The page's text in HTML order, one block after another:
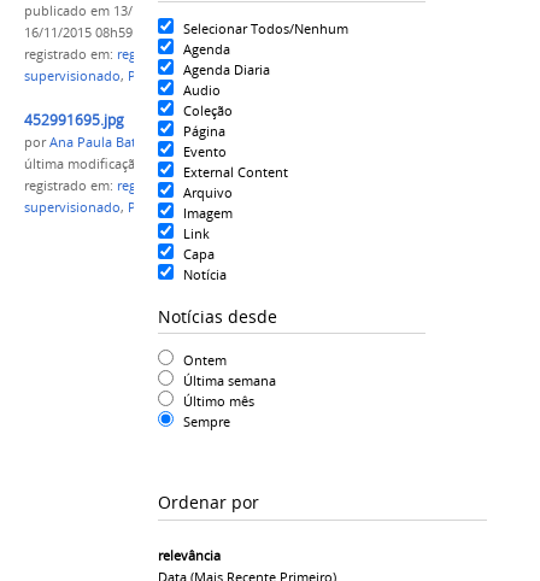
Selecionar Todos/Nenhum
Agenda
Agenda Diaria
Audio
Coleção
Página
Evento
External Content
Arquivo
Imagem
Link
Capa
Notícia
Notícias desde
Ontem
Última semana
Último mês
Sempre
Ordenar por
relevância
Data (mais Recente Primeiro)
publicado em 13/11/2015
16/11/2015 08h59
registrado em: regulamentação,estágio
supervisionado, PROEN
452991695.jpg
porAna Paula Batista
última modificação
em 13/11/2015 20h40
registrado em: regulamentação
supervisionado, PROEN